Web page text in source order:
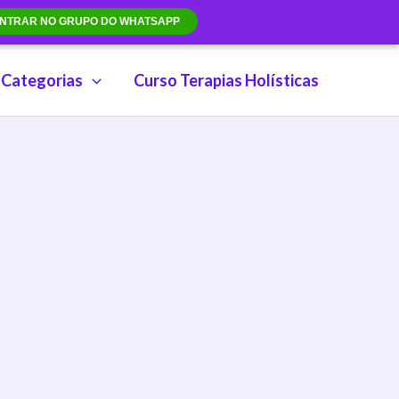
NO GRUPO DO WHATSAPP
Categorias Curso Terapias Holísticas